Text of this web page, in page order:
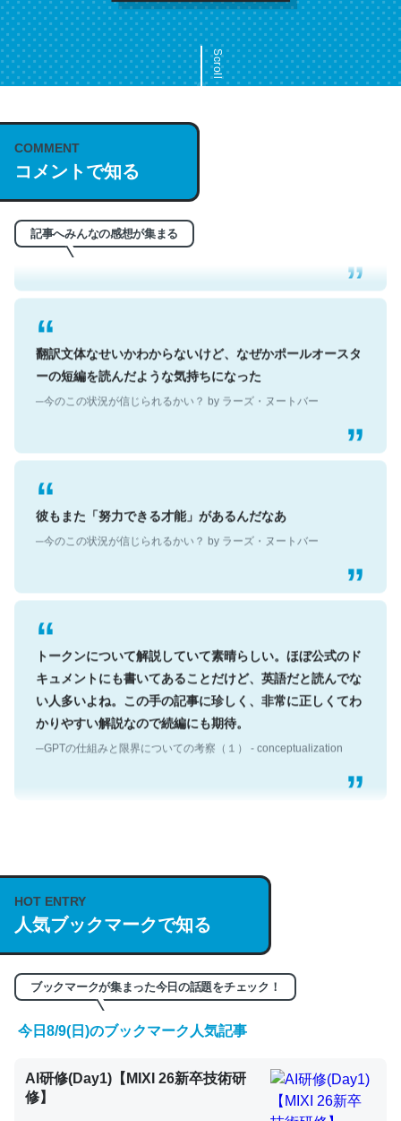
Scroll
COMMENT
コメントで知る
記事へみんなの感想が集まる
これは名文。彼はとてもクレバーなんだろうなと凄く思
う。英語少しでも読める人は原文もお勧め。自分はこの流
れ好き。Let’s Fucking Go. Then Covid hit. Shit.
─今のこの状況が信じられるかい？ by ラーズ・ヌートバー
翻訳文体なせいかわからないけど、なぜかポールオースタ
ーの短編を読んだような気持ちになった
─今のこの状況が信じられるかい？ by ラーズ・ヌートバー
彼もまた「努力できる才能」があるんだなあ
─今のこの状況が信じられるかい？ by ラーズ・ヌートバー
トークンについて解説していて素晴らしい。ほぼ公式のド
キュメントにも書いてあることだけど、英語だと読んでな
い人多いよね。この手の記事に珍しく、非常に正しくてわ
かりやすい解説なので続編にも期待。
─GPTの仕組みと限界についての考察（１） - conceptualization
説してる記事が少ないので貴重な良記事。/続編来た
https://isobe324649.hatenablog.com/entry/2023/03/27
/064121
─GPTの仕組みと限界についての考察（１） - conceptualization
くらい。小説でいう「ずっと前の伏線」は回収されないけ
ど、短期記憶というには多い分量。進化すればするほど分
HOT ENTRY
人気ブックマークで知る
ブックマークが集まった今日の話題をチェック！
今日8/9(日)のブックマーク人気記事
AI研修(Day1)【MIXI 26新卒技術研
修】